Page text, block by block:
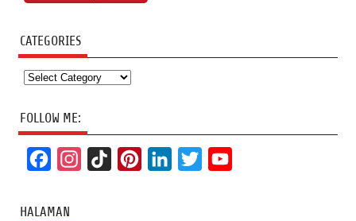
CATEGORIES
Categories
FOLLOW ME:
c
HALAMAN